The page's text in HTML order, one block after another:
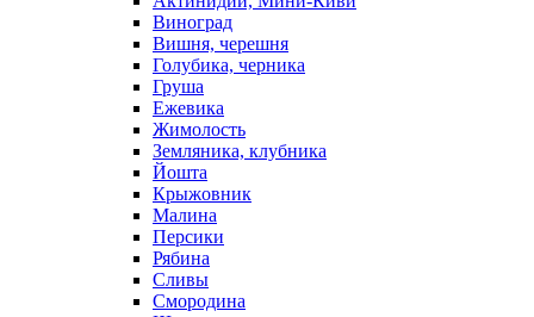
Виноград
Вишня, черешня
Голубика, черника
Груша
Ежевика
Жимолость
Земляника, клубника
Йошта
Крыжовник
Малина
Персики
Рябина
Сливы
Смородина